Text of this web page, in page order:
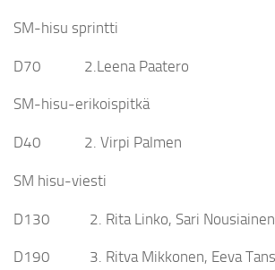
SM-hisu sprintti
D70 2.Leena Paatero
SM-hisu-erikoispitkä
D40 2. Virpi Palmen
SM hisu-viesti
D130 2. Rita Linko, Sari Nousiainen,
D190 3. Ritva Mikkonen, Eeva